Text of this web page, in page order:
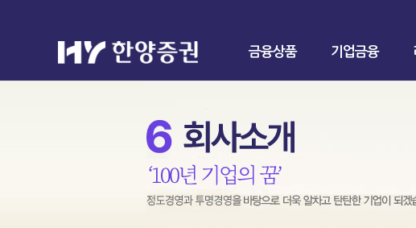
금융상품 기업금융